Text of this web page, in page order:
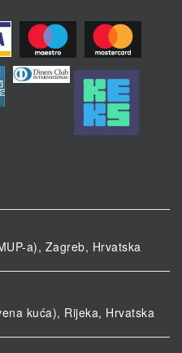
a), Zagreb, Hrvatska
kuća), Rijeka, Hrvatska